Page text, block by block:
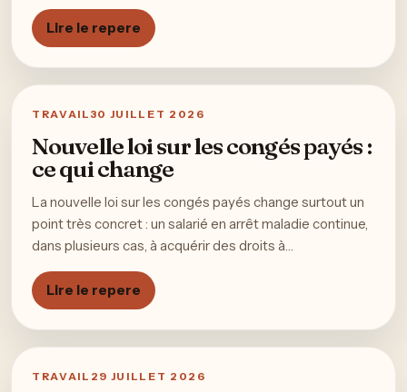
Lire le repere
TRAVAIL 30 JUILLET 2026
Nouvelle loi sur les congés payés :
ce qui change
La nouvelle loi sur les congés payés change surtout un
point très concret : un salarié en arrêt maladie continue,
dans plusieurs cas, à acquérir des droits à…
Lire le repere
TRAVAIL 29 JUILLET 2026